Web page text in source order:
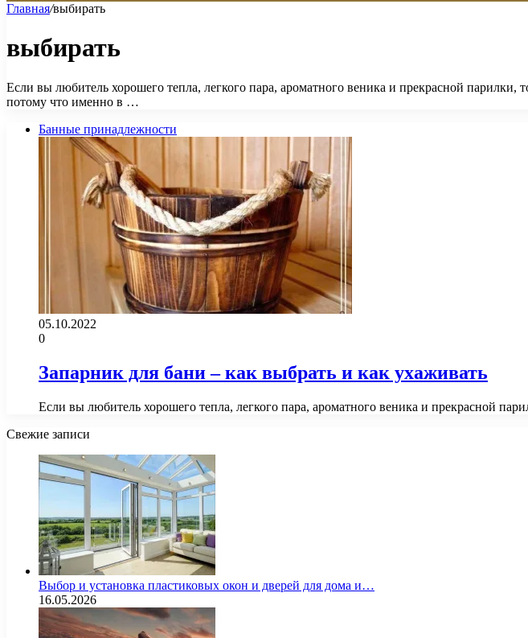
Главная/выбирать
выбирать
Если вы любитель хорошего тепла, легкого пара, ароматного веника и прекрасной
потому что именно в …
Банные принадлежности
05.10.2022
0
Запарник для бани – как выбрать и как ухаживать
Если вы любитель хорошего тепла, легкого пара, ароматного веника и прекрасной
Свежие записи
Выбор и установка пластиковых окон и дверей для дома и…
16.05.2026